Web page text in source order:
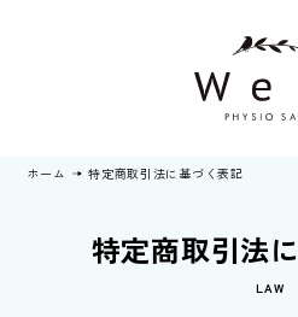
ホーム 特定商取引法に基づく表記
特定商取引法に
LAW